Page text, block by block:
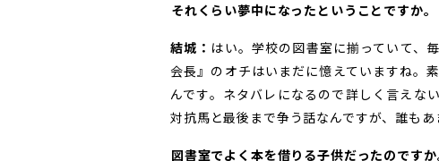
――それくらい夢中になったということですか。
結城： はい。学校の図書室に揃っていて、
会長』のオチはいまだに憶えていますね。
んです。ネタバレになるので詳しく言えな
対抗馬と最後まで争う話なんですが、誰も
――図書室でよく本を借りる子供だったのですか